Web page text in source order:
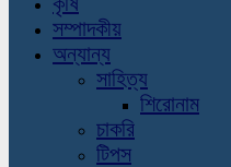
সম্পাদকীয়
অন্যান্য
সাহিত্য
শিরোনাম
চাকরি
টিপস